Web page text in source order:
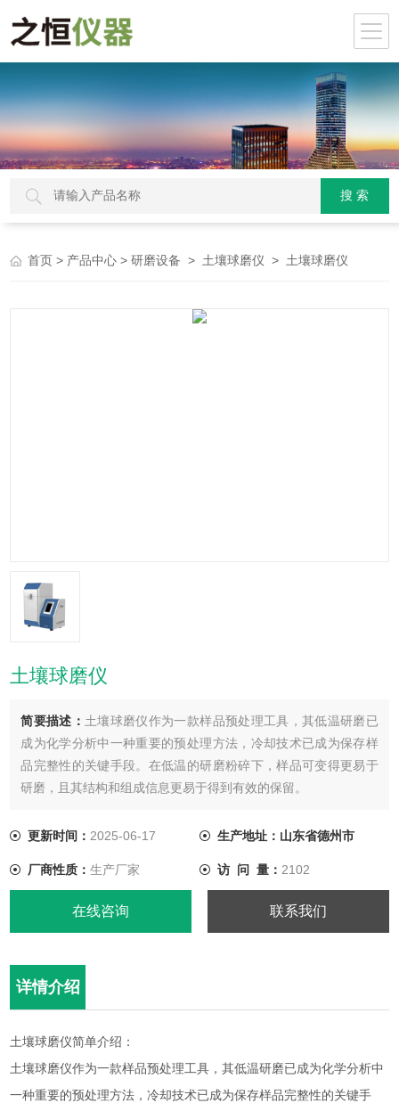
首页 > 产品中心 >研磨设备 > 土壤球磨仪 > 土壤球磨仪
土壤球磨仪
简要描述： 土壤球磨仪作为一款样品预处理工具，其低温研磨已
成为化学分析中一种重要的预处理方法，冷却技术已成为保存样
品完整性的关键手段。在低温的研磨粉碎下，样品可变得更易于
研磨，且其结构和组成信息更易于得到有效的保留。
更新时间： 2025-06-17 生产地址：山东省德州市
厂商性质：生产厂家 访 问 量： 2102
在线咨询 联系我们
详情介绍
土壤球磨仪简单介绍：
土壤球磨仪作为一款样品预处理工具，其低温研磨已成为化学分析中
一种重要的预处理方法，冷却技术已成为保存样品完整性的关键手